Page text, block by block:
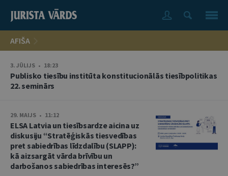
AFIŠA
3. JŪLIJS • 18:23
Publisko tiesību institūta konstitucionālās tiesībpolitikas
22. seminārs
29. MAIJS • 11:12
ELSA Latvia un tiesībsardze aicina uz
diskusiju “Stratēģiskās tiesvedības
pret sabiedrības līdzdalību (SLAPP):
kā aizsargāt vārda brīvību un
darbošanos sabiedrības interesēs?”